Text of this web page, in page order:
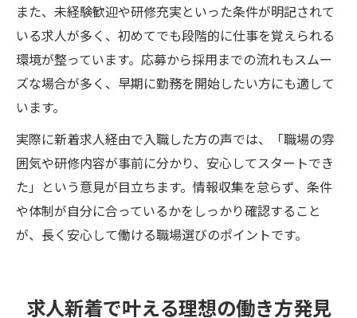
また、未経験歓迎や研修充実といった条件が明記されて
いる求人が多く、初めてでも段階的に仕事を覚えられる
環境が整っています。応募から採用までの流れもスムー
ズな場合が多く、早期に勤務を開始したい方にも適して
います。
実際に新着求人経由で入職した方の声では、「職場の雰
囲気や研修内容が事前に分かり、安心してスタートでき
た」という意見が目立ちます。情報収集を怠らず、条件
や体制が自分に合っているかをしっかり確認すること
が、長く安心して働ける職場選びのポイントです。
求人新着で叶える理想の働き方発見